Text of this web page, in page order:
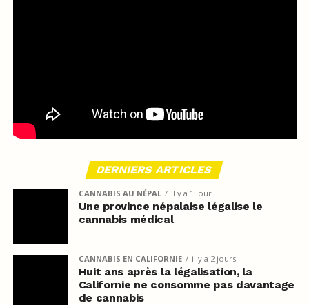
DERNIERS ARTICLES
CANNABIS AU NÉPAL il y a 1 jour
Une province népalaise légalise le
cannabis médical
CANNABIS EN CALIFORNIE il y a 2 jours
Huit ans après la légalisation, la
Californie ne consomme pas davantage
de cannabis